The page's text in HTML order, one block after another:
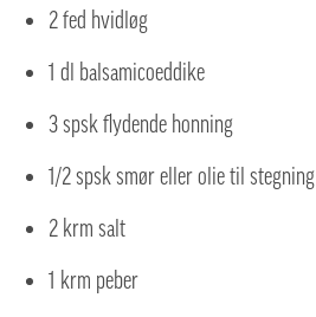
2 fed hvidløg
1 dl balsamicoeddike
3 spsk flydende honning
1/2 spsk smør eller olie til stegning
2 krm salt
1 krm peber